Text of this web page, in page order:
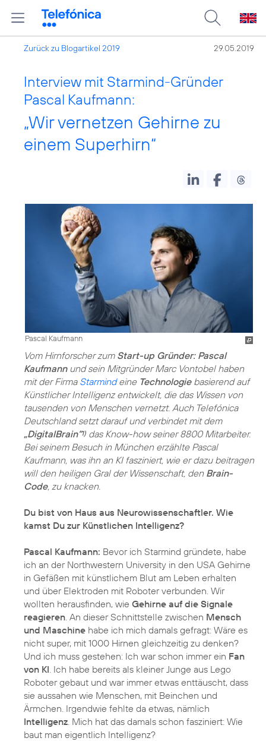
Zurück zu Blogartikel 2019 29.05.2019
Interview mit Starmind-Gründer
Pascal Kaufmann:
„Wir vernetzen Gehirne zu
einem Superhirn“
Pascal Kaufmann
Vom Hirnforscher zum Start-up Gründer: Pascal
Kaufmannund sein Mitgründer Marc Vontobel haben
mit der Firma Starmindeine Technologiebasierend auf
Künstlicher Intelligenz entwickelt, die das Wissen von
tausenden von Menschen vernetzt. Auch Telefónica
Deutschland setzt darauf und verbindet mit dem
„DigitalBrain“1) das Know-how seiner 8800 Mitarbeiter.
Bei seinem Besuch in München erzählte Pascal
Kaufmann, was ihn an KI fasziniert, wie er dazu beitragen
will den heiligen Gral der Wissenschaft, den Brain-
Code, zu knacken.
Du bist von Haus aus Neurowissenschaftler. Wie
kamst Du zur Künstlichen Intelligenz?
Pascal Kaufmann: Bevor ich Starmind gründete, habe
ich an der Northwestern University in den USA Gehirne
in Gefäßen mit künstlichem Blut am Leben erhalten
und über Elektroden mit Roboter verbunden. Wir
wollten herausfinden, wie Gehirne auf die Signale
reagieren . An dieser Schnittstelle zwischen Mensch
und Maschine habe ich mich damals gefragt: Wäre es
nicht super, mit 1000 Hirnen gleichzeitig zu denken?
Und ich muss gestehen: Ich war schon immer ein Fan
von KI . Ich habe bereits als kleiner Junge aus Lego
Roboter gebaut und war immer etwas enttäuscht, dass
sie aussahen wie Menschen, mit Beinchen und
Ärmchen. Irgendwie fehlte da etwas, nämlich
Intelligenz . Mich hat das damals schon fasziniert: Wie
baut man eigentlich Intelligenz?